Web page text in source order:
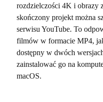
rozdzielczości 4K i obrazy
skończony projekt można
serwisu YouTube. To
filmów w formacie MP4,
dostępny w dwóch
zainstalować go na
macOS.